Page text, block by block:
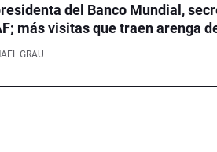
del Banco Mundial,
más visitas que traen arenga
GRAU